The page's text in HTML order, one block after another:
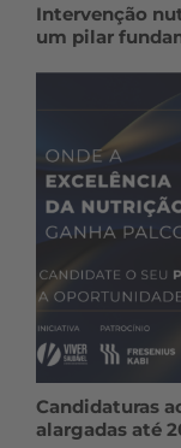
Intervenção
um pilar
Candidaturas
alargadas até